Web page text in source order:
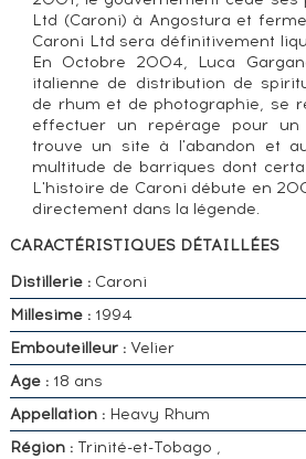
Ltd (Caroni) à Angostura et
Caroni Ltd sera définitivement
En Octobre 2004, Luca
italienne de distribution de
de rhum et de photographie, se
effectuer un repérage pour
trouve un site à l'abandon et
multitude de barriques dont
L'histoire de Caroni débute en
directement dans la légende.
CARACTÉRISTIQUES DÉTAILLÉES
Distillerie :Caroni
Millesime :1994
Embouteilleur :Velier
Age :18 ans
Appellation :Heavy Rhum
Région : Trinité-et-Tobago ,